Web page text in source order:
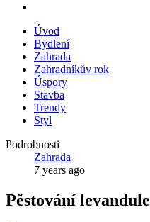
Úvod
Bydlení
Zahrada
Zahradníkův rok
Úspory
Stavba
Trendy
Styl
Podrobnosti
Zahrada
7 years ago
Pěstování levandule